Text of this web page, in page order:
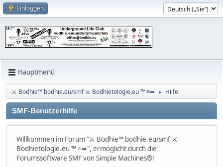
Einloggen
Hauptmenü
⚔ Bodhie™ bodhie.eu/smf ⚔ Bodhietologie.eu ™ ≡➦ ► Hilfe
SMF-Benutzerhilfe
Willkommen im Forum "⚔ Bodhie™ bodhie.eu/smf ⚔
Bodhietologie.eu ™ ≡➦", ermöglicht durch die
Forumssoftware SMF von Simple Machines®!